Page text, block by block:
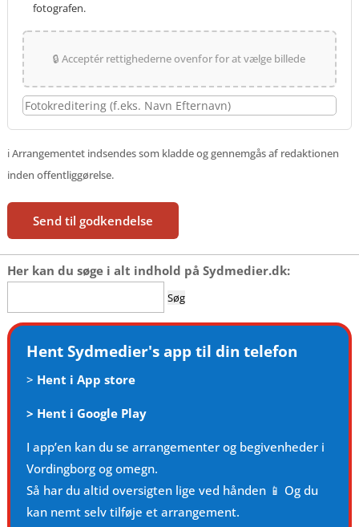
fotografen.
🔒 Acceptér rettighederne ovenfor for at vælge billede
ℹ️ Arrangementet indsendes som kladde og gennemgås af redaktionen
inden offentliggørelse.
Send til godkendelse
Her kan du søge i alt indhold på Sydmedier.dk:
efter:
Hent Sydmedier's app til din telefon
> Hent i App store
> Hent i Google Play
I app’en kan du se arrangementer og begivenheder i
Vordingborg og omegn.
Så har du altid oversigten lige ved hånden 📱 Og du
kan nemt selv tilføje et arrangement.